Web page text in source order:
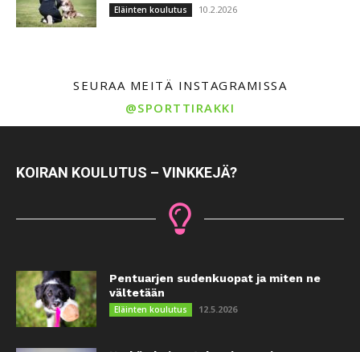
Eläinten koulutus 10.2.2026
SEURAA MEITÄ INSTAGRAMISSA
@SPORTTIRAKKI
KOIRAN KOULUTUS – VINKKEJÄ?
Pentuarjen sudenkuopat ja miten ne
vältetään
Eläinten koulutus 12.5.2026